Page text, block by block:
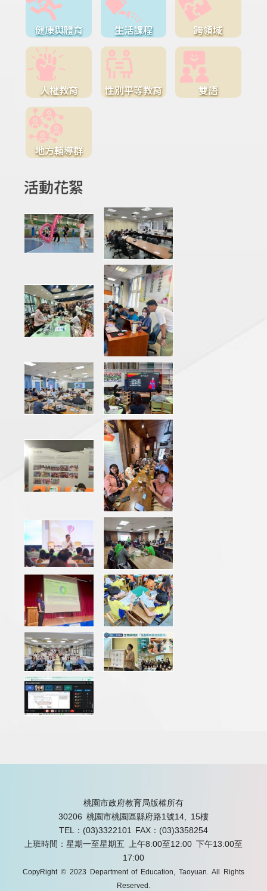
健康與體育 生活課程 跨領域
人權教育 性別平等教育 雙語
地方輔導群
活動花絮
桃園市政府教育局版權所有
30206 桃園市桃園區縣府路1號14, 15樓
TEL：(03)3322101
FAX：(03)3358254
上班時間：星期一至星期五 上午8:00至12:00 下午13:00至
17:00
CopyRight © 2023 Department of Education, Taoyuan. All Rights
Reserved.